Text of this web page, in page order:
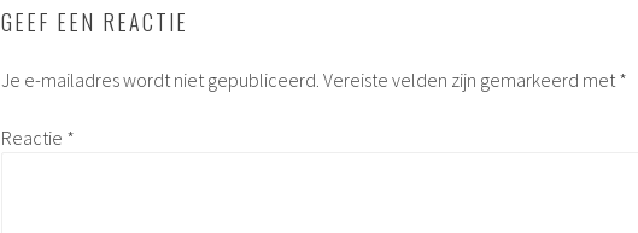
GEEF EEN REACTIE
Je e-mailadres wordt niet gepubliceerd. Vereiste velden zijn gemarkeerd met*
Reactie *